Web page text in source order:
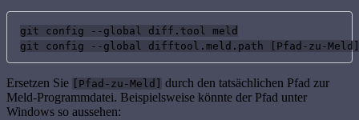
git config --global diff.tool meld
git config --global difftool.meld.path [Pfad-zu-Meld]
Ersetzen Sie [Pfad-zu-Meld]
durch den tatsächlichen Pfad zur
Meld-Programmdatei. Beispielsweise könnte der Pfad unter
Windows so aussehen: